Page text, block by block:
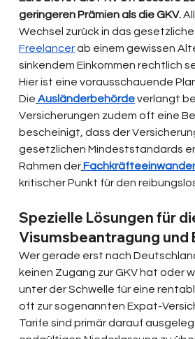
geringeren Prämien als die GKV.
Wechsel zurück in das
Freelancer ab einem gewissen
sinkendem Einkommen rechtlich
Hier ist eine vorausschauende
Die Ausländerbehörde verlangt
Versicherungen zudem oft eine
bescheinigt, dass der
gesetzlichen Mindeststandards
Rahmen der
kritischer Punkt für den
Spezielle Lösungen für
Visumsbeantragung und
Wer gerade erst nach
keinen Zugang zur GKV hat oder
unter der Schwelle für eine
oft zur sogenannten Expat-
Tarife sind primär darauf